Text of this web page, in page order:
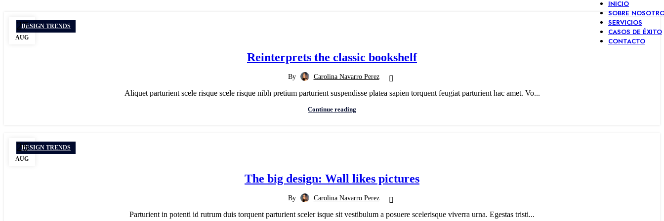
INICIO
SOBRE
SERVICIOS
CASOS DE ÉXITO
CONTACTO
27
AUG
DESIGN TRENDS
Reinterprets the classic bookshelf
By Carolina Navarro Perez
Aliquet parturient scele risque scele risque nibh pretium parturient suspendisse platea sapien torquent feugiat parturient hac amet. Vo...
Continue reading
26
AUG
DESIGN TRENDS
The big design: Wall likes pictures
By Carolina Navarro Perez
Parturient in potenti id rutrum duis torquent parturient sceler isque sit vestibulum a posuere scelerisque viverra urna. Egestas tristi...